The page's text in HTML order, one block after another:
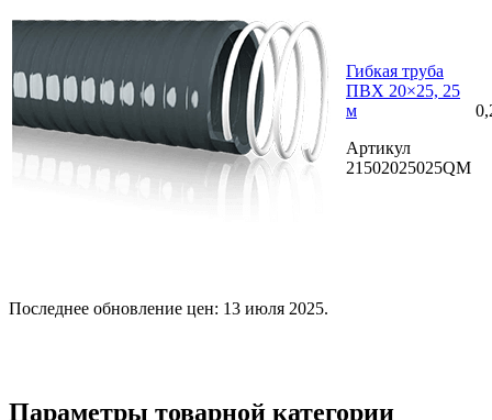
Гибкая труба
ПВХ 20×25, 25
м
Артикул
21502025025QM
Последнее обновление цен: 13 июля 2025.
Параметры товарной категории